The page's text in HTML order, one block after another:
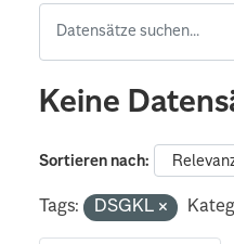
Keine
Sortieren nach
Tags: DSGKL